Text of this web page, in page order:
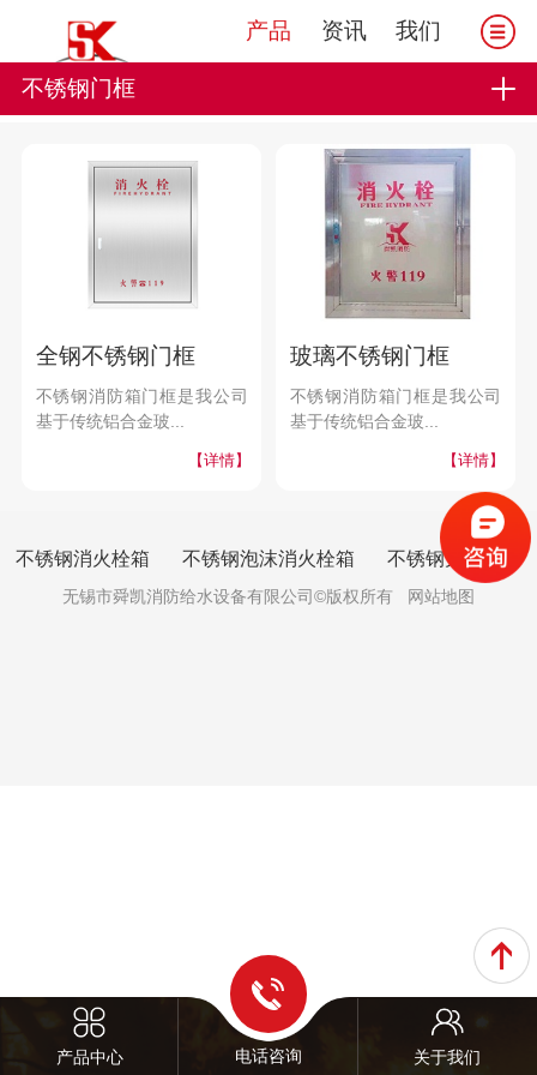
产品 资讯 我们
不锈钢门框
全钢不锈钢门框
不锈钢消防箱门框是我公司
基于传统铝合金玻...
【详情】
玻璃不锈钢门框
不锈钢消防箱门框是我公司
基于传统铝合金玻...
【详情】
不锈钢消火栓箱 不锈钢泡沫消火栓箱 不锈钢灭火器箱
无锡市舜凯消防给水设备有限公司©版权所有 网站地图
产品中心 电话咨询 关于我们